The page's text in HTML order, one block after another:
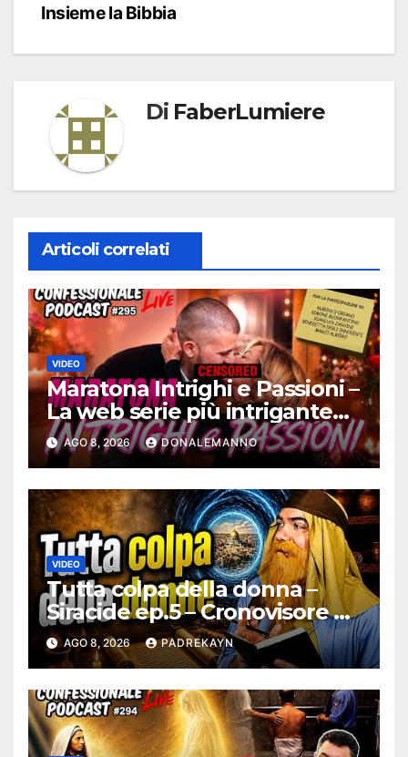
Insieme la Bibbia
Di FaberLumiere
Articoli correlati
VIDEO
Maratona Intrighi e Passioni –
La web serie più intrigante
d’Italia |
#ConfessionalePodcast 295
AGO 8, 2026 DONALEMANNO
VIDEO
Tutta colpa della donna –
Siracide ep.5 – Cronovisore e
Bibbia
AGO 8, 2026 PADREKAYN